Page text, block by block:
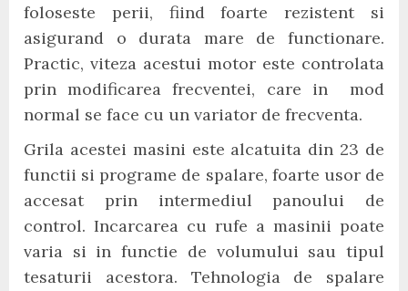
foloseste perii, fiind foarte rezistent si
asigurand o durata mare de functionare.
Practic, viteza acestui motor este controlata
prin modificarea frecventei, care in mod
normal se face cu un variator de frecventa.
Grila acestei masini este alcatuita din 23 de
functii si programe de spalare, foarte usor de
accesat prin intermediul panoului de
control. Incarcarea cu rufe a masinii poate
varia si in functie de volumului sau tipul
tesaturii acestora. Tehnologia de spalare